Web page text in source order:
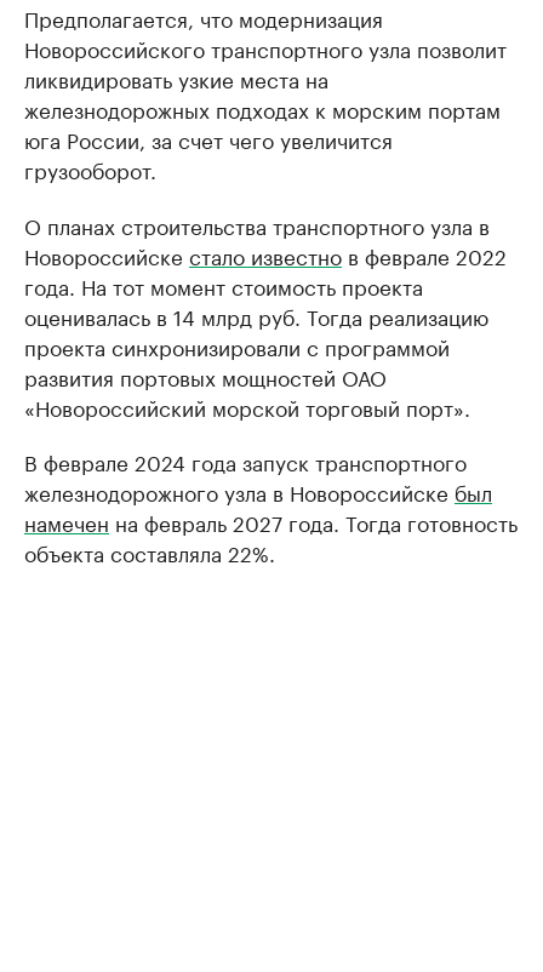
Предполагается, что модернизация
Новороссийского транспортного узла позволит
ликвидировать узкие места на
железнодорожных подходах к морским портам
юга России, за счет чего увеличится
грузооборот.
О планах строительства транспортного узла в
Новороссийске стало известно в феврале 2022
года. На тот момент стоимость проекта
оценивалась в 14 млрд руб. Тогда реализацию
проекта синхронизировали с программой
развития портовых мощностей ОАО
«Новороссийский морской торговый порт».
В феврале 2024 года запуск транспортного
железнодорожного узла в Новороссийске был
намечен на февраль 2027 года. Тогда готовность
объекта составляла 22%.